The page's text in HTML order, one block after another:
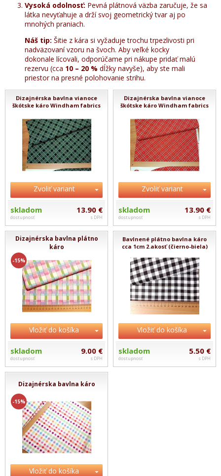
Vysoká odolnosť: Pevná plátnová väzba zaručuje, že sa
látka nevyťahuje a drží svoj geometrický tvar aj po
mnohých praniach.
Náš tip: Šitie z kára si vyžaduje trochu trpezlivosti pri
nadväzovaní vzoru na švoch. Aby veľké kocky
dokonale lícovali, odporúčame pri nákupe pridať malú
rezervu (cca 10 – 20 % dĺžky navyše), aby ste mali
priestor na presné polohovanie strihu.
Dizajnérska bavlna vianoce
škótske káro Windham fabrics
Zvoliť variant
skladom
dostupnosť
13.90 €
s DPH
Dizajnérska bavlna vianoce
škótske káro Windham fabrics
Zvoliť variant
skladom
dostupnosť
13.90 €
s DPH
Dizajnérska bavlna plátno
káro
-15%
Vložiť do košíka
skladom
dostupnosť
9.00 €
s DPH
Bavlnené plátno bavlna káro
cca 1cm 2.akosť (čierno-biela)
Vložiť do košíka
skladom
dostupnosť
5.50 €
s DPH
Dizajnérska bavlna káro
-15%
Vložiť do košíka